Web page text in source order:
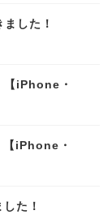
ました！
【iPhone・
iPhone・
た！